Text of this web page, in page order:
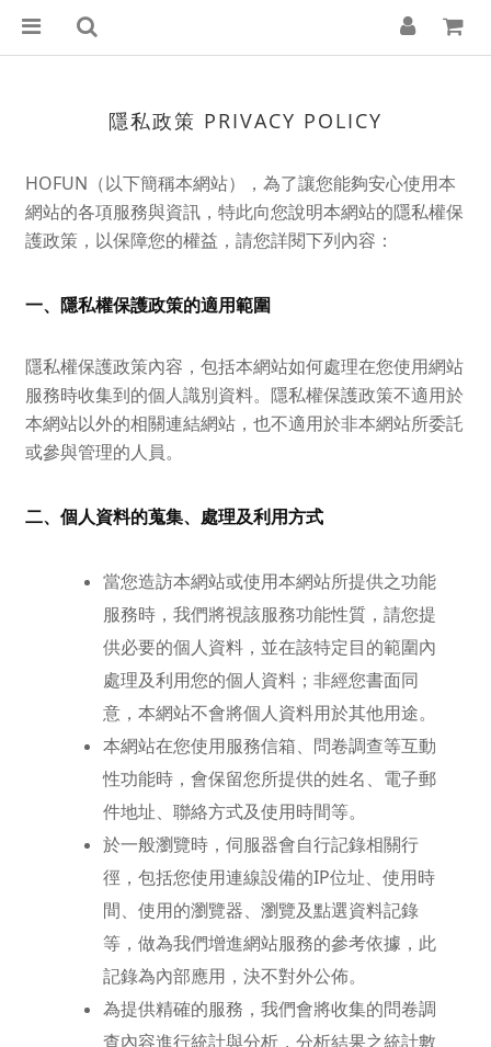
隱私政策 PRIVACY POLICY
HOFUN（以下簡稱本網站），為了讓您能夠安心使用本
網站的各項服務與資訊，特此向您說明本網站的隱私權保
護政策，以保障您的權益，請您詳閱下列內容：
一、隱私權保護政策的適用範圍
隱私權保護政策內容，包括本網站如何處理在您使用網站
服務時收集到的個人識別資料。隱私權保護政策不適用於
本網站以外的相關連結網站，也不適用於非本網站所委託
或參與管理的人員。
二、個人資料的蒐集、處理及利用方式
當您造訪本網站或使用本網站所提供之功能
服務時，我們將視該服務功能性質，請您提
供必要的個人資料，並在該特定目的範圍內
處理及利用您的個人資料；非經您書面同
意，本網站不會將個人資料用於其他用途。
本網站在您使用服務信箱、問卷調查等互動
性功能時，會保留您所提供的姓名、電子郵
件地址、聯絡方式及使用時間等。
於一般瀏覽時，伺服器會自行記錄相關行
徑，包括您使用連線設備的IP位址、使用時
間、使用的瀏覽器、瀏覽及點選資料記錄
等，做為我們增進網站服務的參考依據，此
記錄為內部應用，決不對外公佈。
為提供精確的服務，我們會將收集的問卷調
查內容進行統計與分析，分析結果之統計數